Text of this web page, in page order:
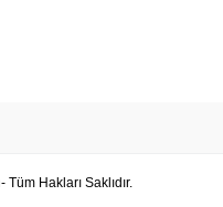
- Tüm Hakları Saklıdır.